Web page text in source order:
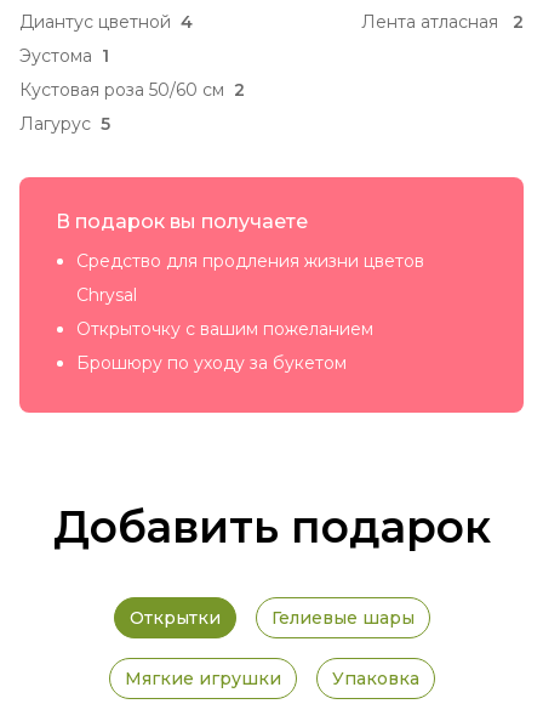
Диантус цветной 4
Эустома 1
Кустовая роза 50/60 см 2
Лагурус 5
Лента атласная
2
В подарок вы получаете
Средство для продления жизни цветов
Chrysal
Открыточку с вашим пожеланием
Брошюру по уходу за букетом
Добавить подарок
Открытки Гелиевые шары
Мягкие игрушки Упаковка